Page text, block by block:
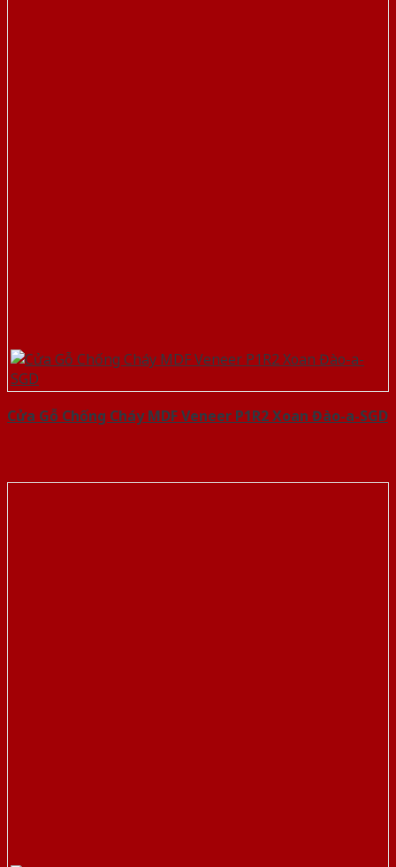
Cửa Gỗ Chống Cháy MDF Veneer P1R2 Xoan Đào-a-SGD